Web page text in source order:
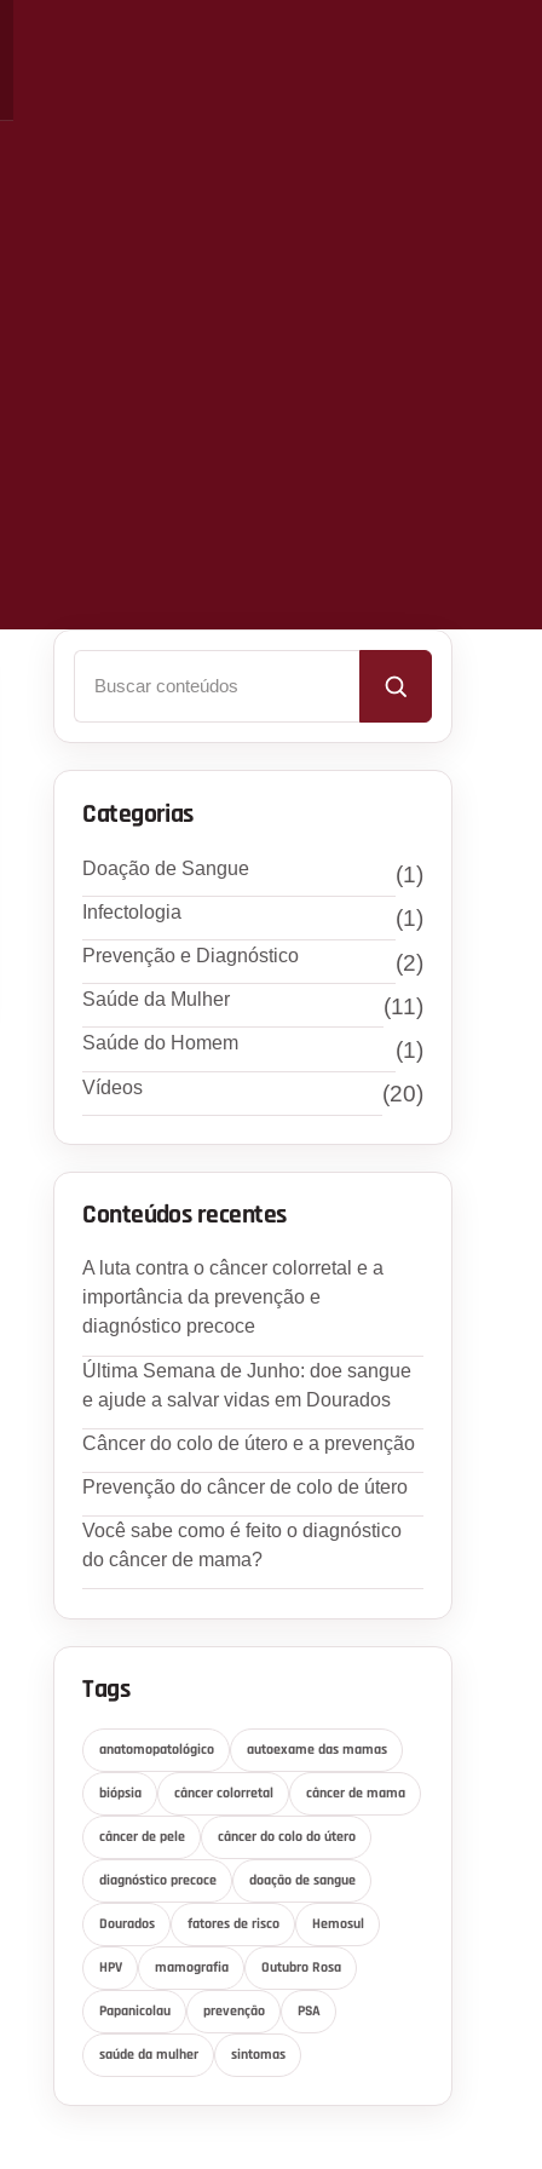
Buscar
Categorias
Doação de Sangue (1)
Infectologia (1)
Prevenção e Diagnóstico (2)
Saúde da Mulher (11)
Saúde do Homem (1)
Vídeos (20)
Conteúdos recentes
A luta contra o câncer colorretal e a
importância da prevenção e
diagnóstico precoce
Última Semana de Junho: doe sangue
e ajude a salvar vidas em Dourados
Câncer do colo de útero e a prevenção
Prevenção do câncer de colo de útero
Você sabe como é feito o diagnóstico
do câncer de mama?
Tags
anatomopatológico autoexame das mamas
biópsia câncer colorretal câncer de mama
câncer de pele câncer do colo do útero
diagnóstico precoce doação de sangue
Dourados fatores de risco Hemosul
HPV mamografia Outubro Rosa
Papanicolau prevenção PSA
saúde da mulher sintomas